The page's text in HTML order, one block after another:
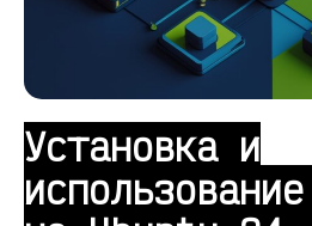
Установка и